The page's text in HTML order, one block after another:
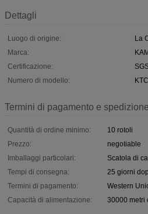
Dettagli
Luogo di origine:
La
Marca:
Certificazione:
Numero di modello:
Termini di pagamento e spedizione
Quantità di ordine minimo:
10 rotoli
Prezzo:
negotiable
Imballaggi particolari:
Scatola di
Tempi di consegna:
25 giorni
Termini di pagamento:
Western
Capacità di alimentazione:
30000 metri